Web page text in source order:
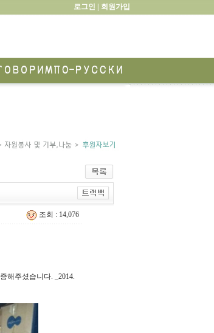
로그인 | 회원가입
조회 : 14,076
해주셨습니다. _2014.